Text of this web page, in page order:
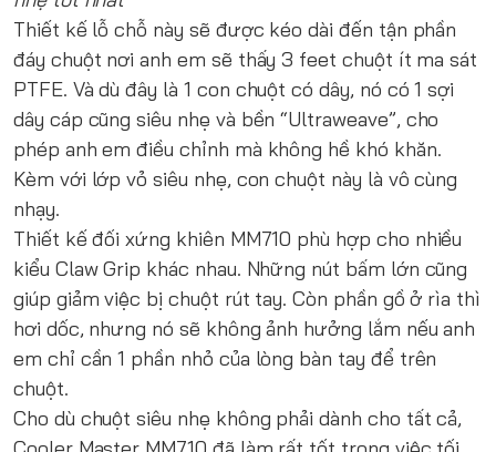
Thiết kế lỗ chỗ này sẽ được kéo dài đến tận phần
đáy chuột nơi anh em sẽ thấy 3 feet chuột ít ma sát
PTFE. Và dù đây là 1 con chuột có dây, nó có 1 sợi
dây cáp cũng siêu nhẹ và bền “Ultraweave”, cho
phép anh em điều chỉnh mà không hề khó khăn.
Kèm với lớp vỏ siêu nhẹ, con chuột này là vô cùng
nhạy.
Thiết kế đối xứng khiên MM710 phù hợp cho nhiều
kiểu Claw Grip khác nhau. Những nút bấm lớn cũng
giúp giảm việc bị chuột rút tay. Còn phần gồ ở rìa thì
hơi dốc, nhưng nó sẽ không ảnh hưởng lắm nếu anh
em chỉ cần 1 phần nhỏ của lòng bàn tay để trên
chuột.
Cho dù chuột siêu nhẹ không phải dành cho tất cả,